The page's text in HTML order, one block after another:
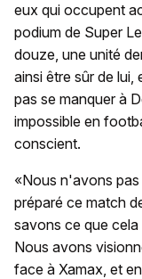
eux qui occupent
podium de Super
douze, une unité
ainsi être sûr de lui,
pas se manquer à
impossible en
conscient.
«Nous n'avons
préparé ce match
savons ce que
Nous avons
face à Xamax, et